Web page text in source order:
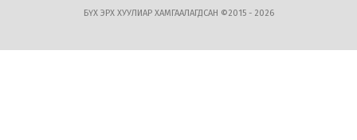
БҮХ ЭРХ ХУУЛИАР ХАМГААЛАГДСАН ©2015 - 2026